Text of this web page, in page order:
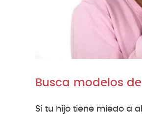
Busca modelos
Si tu hijo tiene miedo a